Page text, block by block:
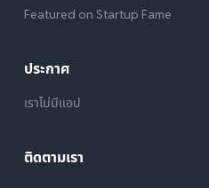
Featured on Startup Fame
ประกาศ
เราไม่มีแอป
ติดตามเรา